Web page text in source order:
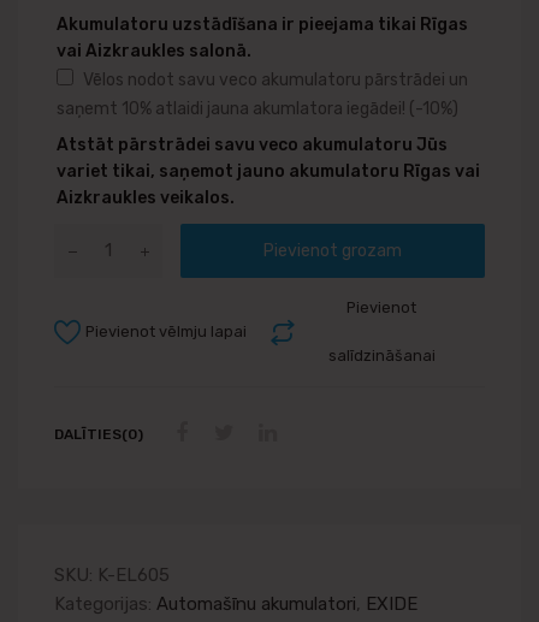
Akumulatoru uzstādīšana ir pieejama tikai Rīgas
vai Aizkraukles salonā.
Vēlos nodot savu veco akumulatoru pārstrādei un
saņemt 10% atlaidi jauna akumlatora iegādei! (-10%)
Atstāt pārstrādei savu veco akumulatoru Jūs
variet tikai, saņemot jauno akumulatoru Rīgas vai
Aizkraukles veikalos.
Pievienot grozam
Pievienot
salīdzināšanai
Pievienot vēlmju lapai
DALĪTIES(0)
SKU: K-EL605
Kategorijas: Automašīnu akumulatori, EXIDE